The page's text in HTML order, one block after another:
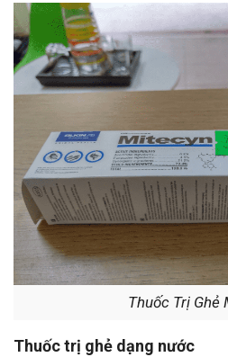
Thuốc Trị Ghẻ
Thuốc trị ghẻ dạng nước